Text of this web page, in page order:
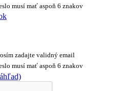
musí mať aspoň 6 znakov
zadajte validný email
musí mať aspoň 6 znakov